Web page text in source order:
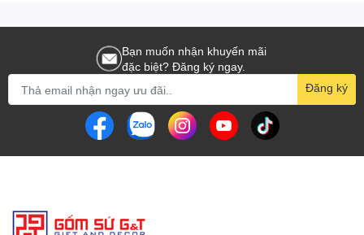
Bạn muốn nhận khuyến mãi
đặc biệt? Đăng ký ngay.
Đăng ký